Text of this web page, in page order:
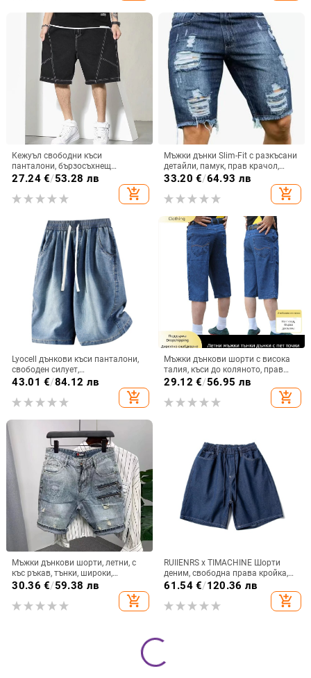
Кежуъл свободни къси
панталони, бързосъхнещ
полиестер, летен корейски стил,
микроеластично прилягане
27.24€/53.28 лв
add_shopping_cart
Мъжки дънки Slim-Fit с разкъсани
детайли, памук, прав крачол,
уличен стил, летен модел
33.20 €/64.93 лв
add_shopping_cart
Lyocell дънкови къси панталони,
свободен силует,
микроеластични, лято 2025
43.01 €/84.12 лв
add_shopping_cart
Мъжки дънкови шорти с висока
талия, къси до коляното, прав
силует, летен стил
29.12 €/56.95 лв
add_shopping_cart
Мъжки дънкови шорти, летни, с
къс ръкав, тънки, широки,
модерни, маркови, с пет точки,
еластични, 5 красиви
30.36 €/59.38 лв
add_shopping_cart
RUIIENRS x TIMACHINE Шорти
деним, свободна права кройка,
100% памук, ретро стил, лято
61.54€/120.36 лв
add_shopping_cart